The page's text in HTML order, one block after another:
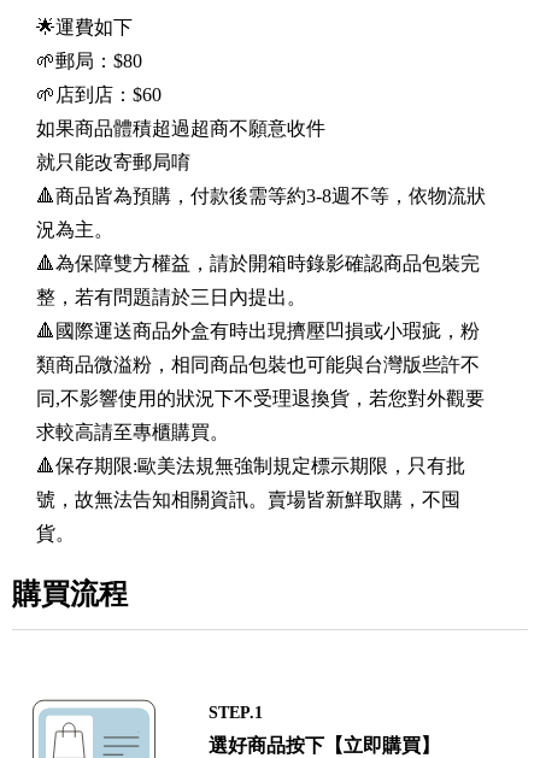
🌟運費如下
🌱郵局：$80
🌱店到店：$60
如果商品體積超過超商不願意收件
就只能改寄郵局唷
🔺商品皆為預購，付款後需等約3-8週不等，依物流狀
況為主。
🔺為保障雙方權益，請於開箱時錄影確認商品包裝完
整，若有問題請於三日內提出。
🔺國際運送商品外盒有時出現擠壓凹損或小瑕疵，粉
類商品微溢粉，相同商品包裝也可能與台灣版些許不
同,不影響使用的狀況下不受理退換貨，若您對外觀要
求較高請至專櫃購買。
🔺保存期限:歐美法規無強制規定標示期限，只有批
號，故無法告知相關資訊。賣場皆新鮮取購，不囤
貨。
購買流程
STEP.1
選好商品按下【立即購買】